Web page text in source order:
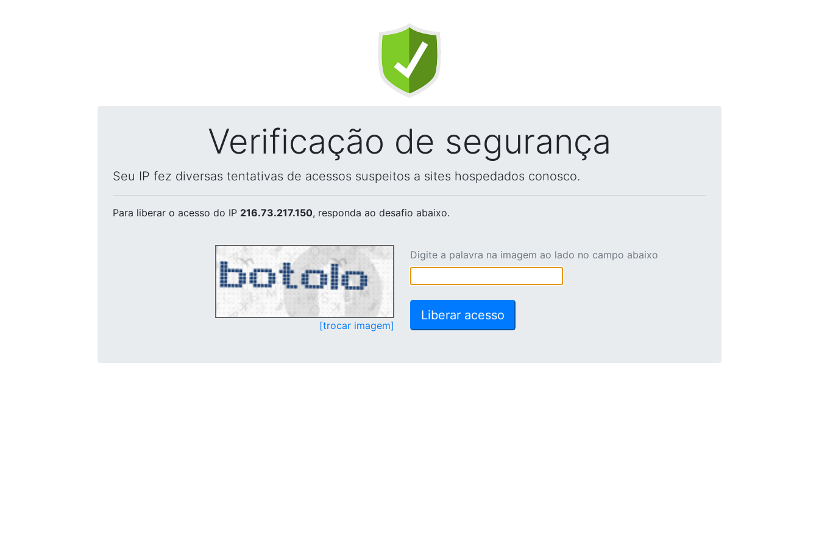
Verificação de segurança
Seu IP fez diversas tentativas de acessos suspeitos a sites hospedados conosco.
Para liberar o acesso do IP 216.73.217.150, responda ao desafio abaixo.
[trocar imagem]
Digite a palavra na imagem ao lado no campo abaixo